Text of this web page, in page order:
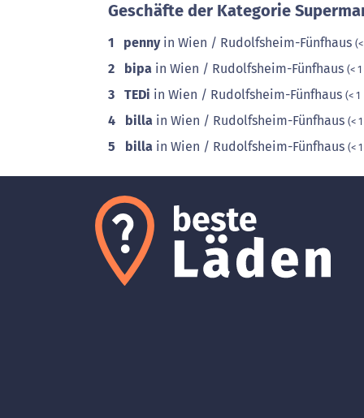
Geschäfte der Kategorie
1 pennyin Wien / Rudolfsheim-Fünfhaus
2 bipa in Wien / Rudolfsheim-Fünfhaus (<
3 TEDi in Wien / Rudolfsheim-Fünfhaus (<
4 billa in Wien / Rudolfsheim-Fünfhaus (<
5 billa in Wien / Rudolfsheim-Fünfhaus (<